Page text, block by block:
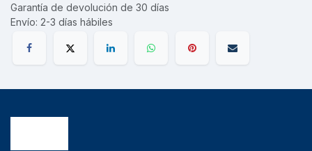
Garantía de devolución de 30 días
Envío: 2-3 días hábiles